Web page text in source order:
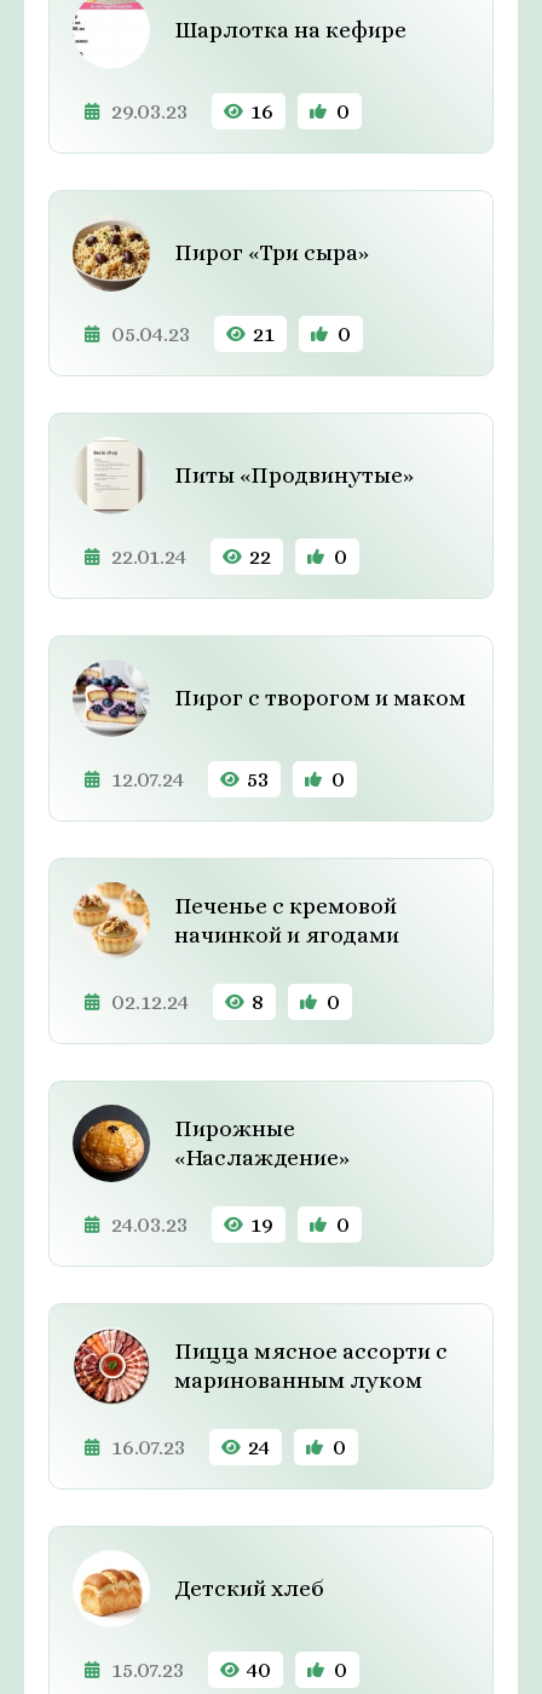
Шарлотка на кефире
29.03.23 16 0
Пирог «Три сыра»
05.04.23 21 0
Питы «Продвинутые»
22.01.24 22 0
Пирог с творогом и маком
12.07.24 53 0
Печенье с кремовой
начинкой и ягодами
02.12.24 8 0
Пирожные
«Наслаждение»
24.03.23 19 0
Пицца мясное ассорти с
маринованным луком
16.07.23 24 0
Детский хлеб
15.07.23 40 0